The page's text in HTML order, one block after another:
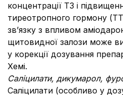
концентрації Т3 і
тиреотропного гормону
зв’язку з впливом
щитовидної залози може
у корекції дозування
Хемі.
Саліцилати, дикумарол,
Саліцилати (особливо у